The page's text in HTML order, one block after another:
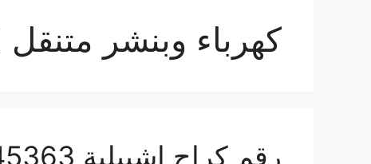
كهرباء وبنشر متنقل